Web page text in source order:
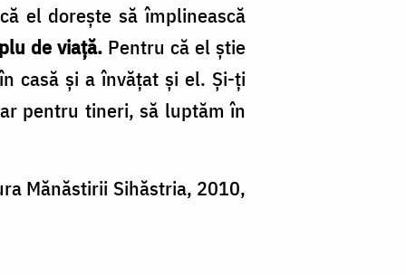
el doreşte să împlinească
de viaţă. Pentru că el ştie
casă şi a învăţat şi el. Şi-ţi
pentru tineri, să luptăm în
Mănăstirii Sihăstria, 2010,